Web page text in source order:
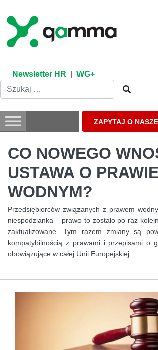
content
Newsletter HR WG+
ZAPYTAJ O
CO NOWEGO
USTAWA O PRAWIE
WODNYM?
Przedsiębiorców związanych z prawem
niespodzianka – prawo to zostało po raz
zaktualizowane. Tym razem zmiany są
kompatybilnością z prawami i przepisami o
obowiązujące w całej Unii Europejskiej.